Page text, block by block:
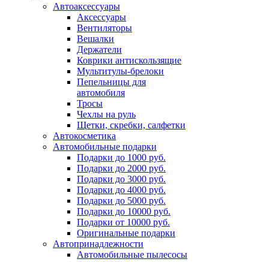
Автоаксессуары
Аксессуары
Вентиляторы
Вешалки
Держатели
Коврики антискользящие
Мультитулы-брелоки
Пепельницы для
автомобиля
Тросы
Чехлы на руль
Щетки, скребки, салфетки
Автокосметика
Автомобильные подарки
Подарки до 1000 руб.
Подарки до 2000 руб.
Подарки до 3000 руб.
Подарки до 4000 руб.
Подарки до 5000 руб.
Подарки до 10000 руб.
Подарки от 10000 руб.
Оригинальные подарки
Автопринадлежности
Автомобильные пылесосы